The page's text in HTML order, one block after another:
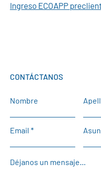
Ingreso ECOAPP
CONTÁCTANOS
Nombre
Email
Déjanos un mensaje...